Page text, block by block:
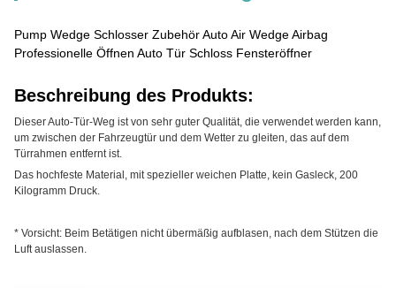
Pump Wedge Schlosser Zubehör Auto Air Wedge Airbag
Professionelle Öffnen Auto Tür Schloss Fensteröffner
Beschreibung des Produkts:
Dieser Auto-Tür-Weg ist von sehr guter Qualität, die verwendet werden kann,
um zwischen der Fahrzeugtür und dem Wetter zu gleiten, das auf dem
Türrahmen entfernt ist.
Das hochfeste Material, mit spezieller weichen Platte, kein Gasleck, 200
Kilogramm Druck.
* Vorsicht: Beim Betätigen nicht übermäßig aufblasen, nach dem Stützen die
Luft auslassen.